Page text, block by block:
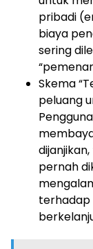
pribadi
biaya
sering
Skema
peluang
pernah
terhadap